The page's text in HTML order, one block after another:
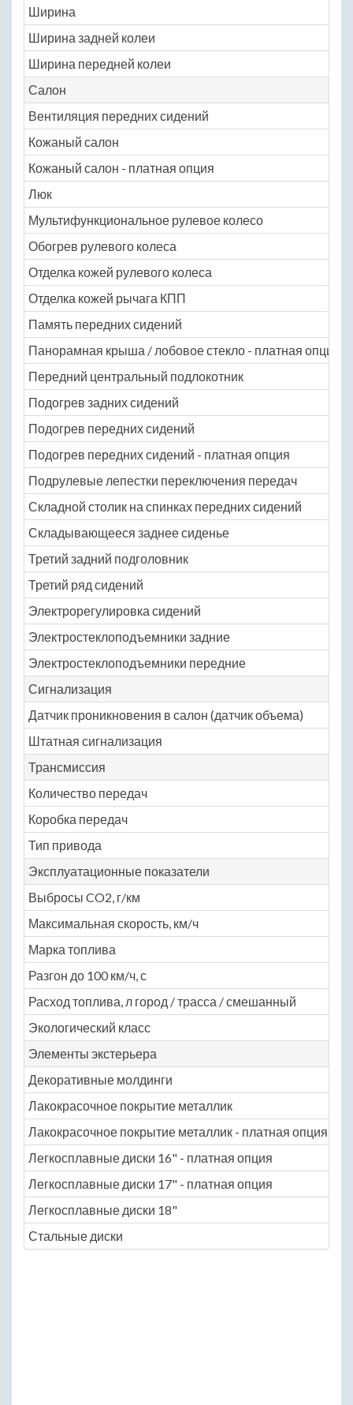
Ширина
Ширина задней колеи
Ширина передней колеи
Салон
Вентиляция передних сидений
Кожаный салон
Кожаный салон - платная опция
Люк
Мультифункциональное рулевое колесо
Обогрев рулевого колеса
Отделка кожей рулевого колеса
Отделка кожей рычага КПП
Память передних сидений
Панорамная крыша / лобовое стекло - платная опция
Передний центральный подлокотник
Подогрев задних сидений
Подогрев передних сидений
Подогрев передних сидений - платная опция
Подрулевые лепестки переключения передач
Складной столик на спинках передних сидений
Складывающееся заднее сиденье
Третий задний подголовник
Третий ряд сидений
Электрорегулировка сидений
Электростеклоподъемники задние
Электростеклоподъемники передние
Сигнализация
Датчик проникновения в салон (датчик объема)
Штатная сигнализация
Трансмиссия
Количество передач
Коробка передач
Тип привода
Эксплуатационные показатели
Выбросы CO2, г/км
Максимальная скорость, км/ч
Марка топлива
Разгон до 100 км/ч, с
Расход топлива, л город / трасса / смешанный
Экологический класс
Элементы экстерьера
Декоративные молдинги
Лакокрасочное покрытие металлик
Лакокрасочное покрытие металлик - платная опция
Легкосплавные диски 16" - платная опция
Легкосплавные диски 17" - платная опция
Легкосплавные диски 18"
Стальные диски